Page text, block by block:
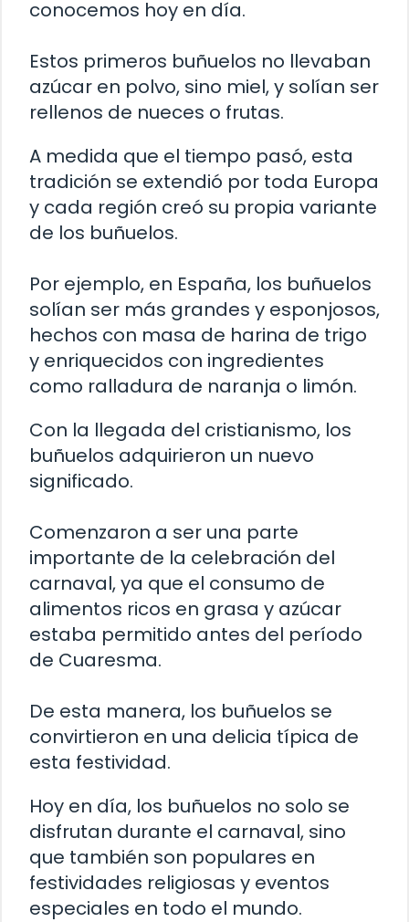
conocemos hoy en día.
Estos primeros buñuelos no llevaban
azúcar en polvo, sino miel, y solían ser
rellenos de nueces o frutas.
A medida que el tiempo pasó, esta
tradición se extendió por toda Europa
y cada región creó su propia variante
de los buñuelos.
Por ejemplo, en España, los buñuelos
solían ser más grandes y esponjosos,
hechos con masa de harina de trigo
y enriquecidos con ingredientes
como ralladura de naranja o limón.
Con la llegada del cristianismo, los
buñuelos adquirieron un nuevo
significado.
Comenzaron a ser una parte
importante de la celebración del
carnaval, ya que el consumo de
alimentos ricos en grasa y azúcar
estaba permitido antes del período
de Cuaresma.
De esta manera, los buñuelos se
convirtieron en una delicia típica de
esta festividad.
Hoy en día, los buñuelos no solo se
disfrutan durante el carnaval, sino
que también son populares en
festividades religiosas y eventos
especiales en todo el mundo.